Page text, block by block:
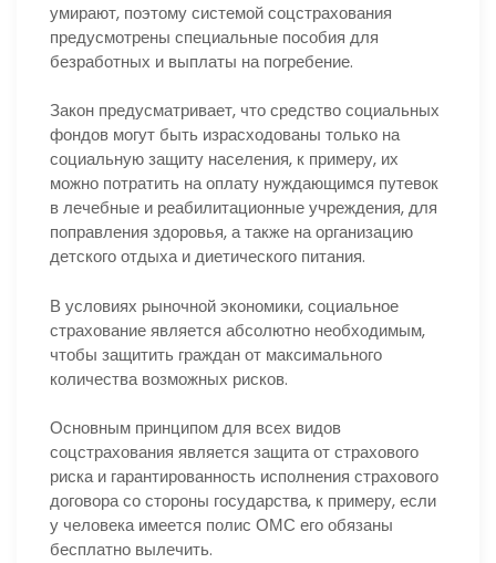
умирают, поэтому системой соцстрахования
предусмотрены специальные пособия для
безработных и выплаты на погребение.
Закон предусматривает, что средство социальных
фондов могут быть израсходованы только на
социальную защиту населения, к примеру, их
можно потратить на оплату нуждающимся путевок
в лечебные и реабилитационные учреждения, для
поправления здоровья, а также на организацию
детского отдыха и диетического питания.
В условиях рыночной экономики, социальное
страхование является абсолютно необходимым,
чтобы защитить граждан от максимального
количества возможных рисков.
Основным принципом для всех видов
соцстрахования является защита от страхового
риска и гарантированность исполнения страхового
договора со стороны государства, к примеру, если
у человека имеется полис ОМС его обязаны
бесплатно вылечить.